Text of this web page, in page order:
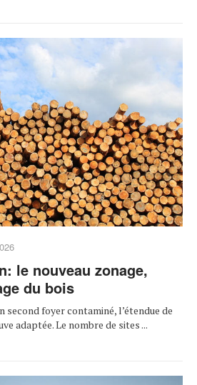
le nouveau zonage,
du bois
second foyer contaminé, l’étendue de
adaptée. Le nombre de sites ...